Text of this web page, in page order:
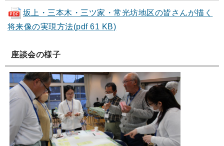
坂上・三本木・三ツ家・常光坊地区の皆さんが描く
将来像の実現方法(pdf 61 KB)
座談会の様子